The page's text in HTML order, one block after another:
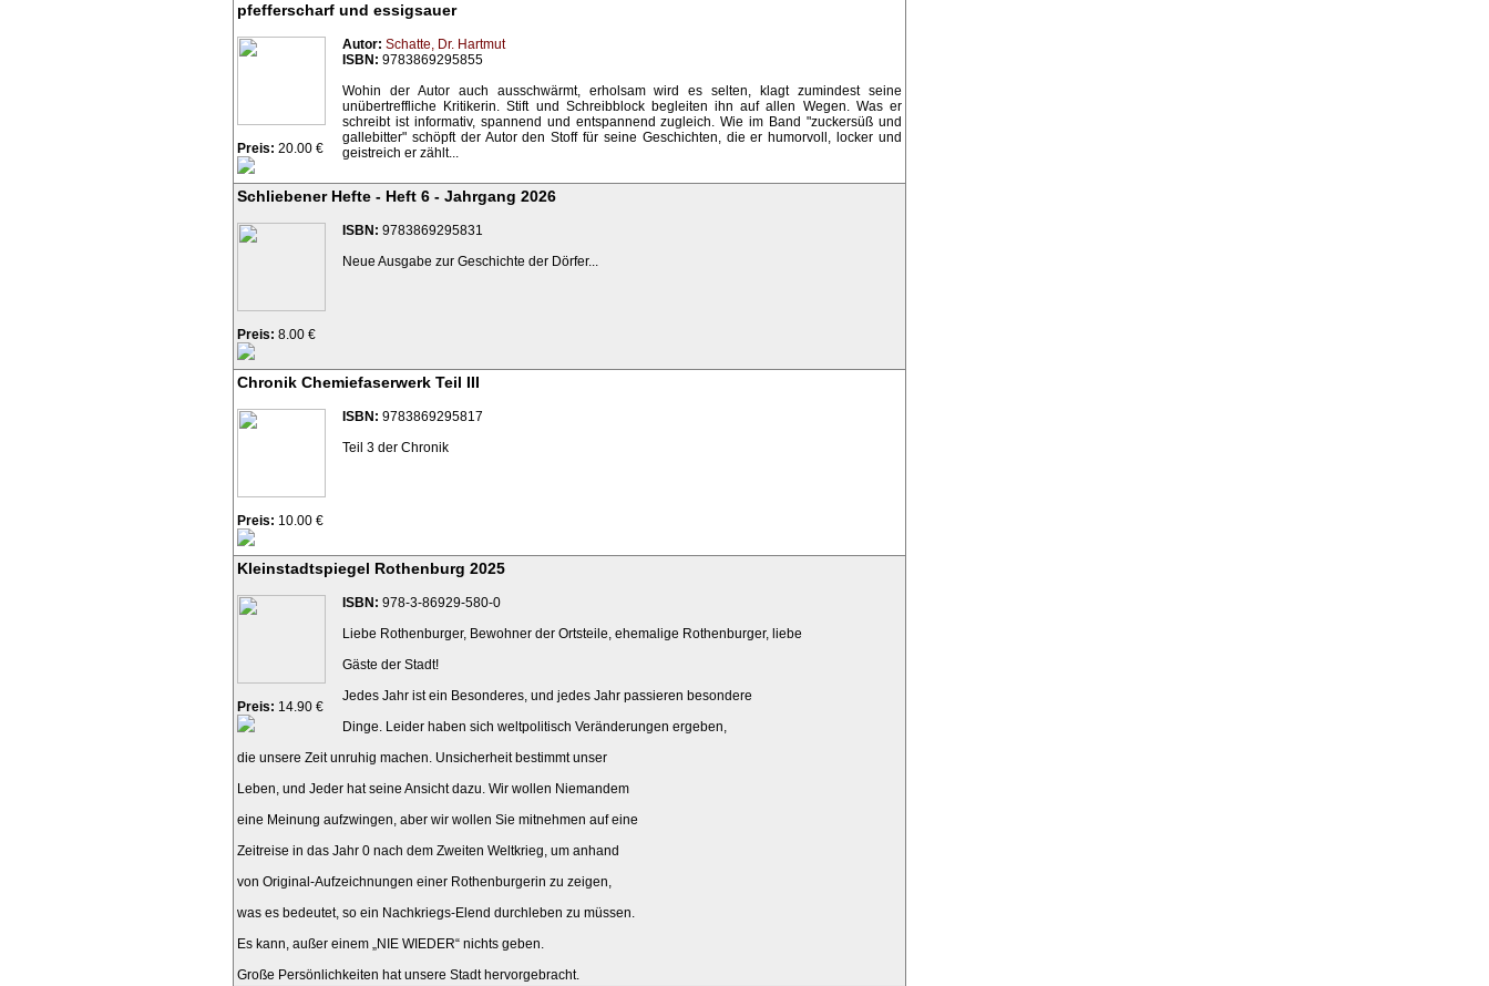
pfefferscharf und essigsauer
Preis: 20.00 €
Autor: Schatte, Dr. Hartmut
ISBN: 9783869295855
Wohin der Autor auch ausschwärmt, erholsam wird es selten, klagt zumindest seine
unübertreffliche Kritikerin. Stift und Schreibblock begleiten ihn auf allen Wegen. Was er
schreibt ist informativ, spannend und entspannend zugleich. Wie im Band "zuckersüß und
gallebitter" schöpft der Autor den Stoff für seine Geschichten, die er humorvoll, locker und
geistreich er zählt...
Schliebener Hefte - Heft 6 - Jahrgang 2026
Preis: 8.00 €
ISBN: 9783869295831
Neue Ausgabe zur Geschichte der Dörfer...
Chronik Chemiefaserwerk Teil III
Preis: 10.00 €
ISBN: 9783869295817
Teil 3 der Chronik
Kleinstadtspiegel Rothenburg 2025
Preis: 14.90 €
ISBN: 978-3-86929-580-0
Liebe Rothenburger, Bewohner der Ortsteile, ehemalige Rothenburger, liebe
Gäste der Stadt!
Jedes Jahr ist ein Besonderes, und jedes Jahr passieren besondere
Dinge. Leider haben sich weltpolitisch Veränderungen ergeben,
die unsere Zeit unruhig machen. Unsicherheit bestimmt unser
Leben, und Jeder hat seine Ansicht dazu. Wir wollen Niemandem
eine Meinung aufzwingen, aber wir wollen Sie mitnehmen auf eine
Zeitreise in das Jahr 0 nach dem Zweiten Weltkrieg, um anhand
von Original-Aufzeichnungen einer Rothenburgerin zu zeigen,
was es bedeutet, so ein Nachkriegs-Elend durchleben zu müssen.
Es kann, außer einem „NIE WIEDER“ nichts geben.
Große Persönlichkeiten hat unsere Stadt hervorgebracht.